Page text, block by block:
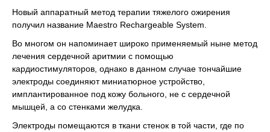
Новый аппаратный метод терапии тяжелого ожирения
получил название Maestro Rechargeable System.
Во многом он напоминает широко применяемый ныне метод
лечения сердечной аритмии с помощью
кардиостимуляторов, однако в данном случае тончайшие
электроды соединяют миниатюрное устройство,
имплантированное под кожу больного, не с сердечной
мышцей, а со стенками желудка.
Электроды помещаются в ткани стенок в той части, где по